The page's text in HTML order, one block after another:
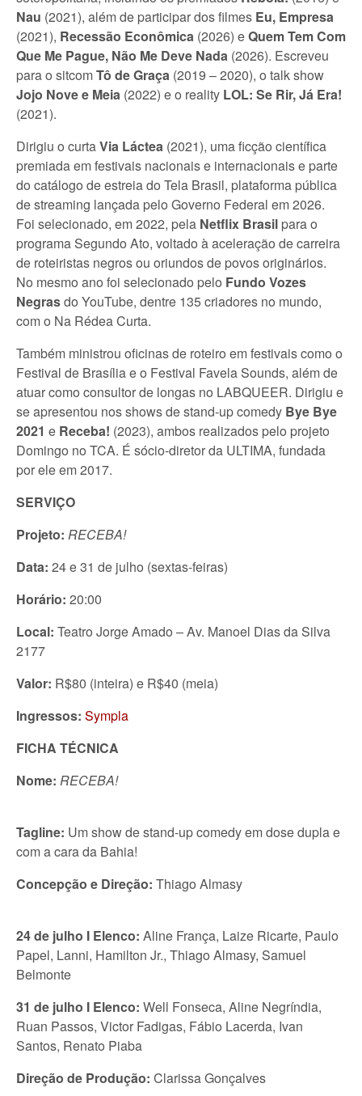
Nau (2021), além de participar dos filmes Eu, Empresa
(2021), Recessão Econômica (2026) eQuem Tem Com
Que Me Pague, Não Me Deve Nada (2026). Escreveu
para o sitcomTô de Graça (2019 – 2020), o talk show
Jojo Nove e Meia (2022) e o reality LOL: Se Rir, Já Era!
(2021).
Dirigiu o curtaVia Láctea (2021), uma ficção científica
premiada em festivais nacionais e internacionais e parte
do catálogo de estreia do Tela Brasil, plataforma pública
de streaming lançada pelo Governo Federal em 2026.
Foi selecionado, em 2022, pela Netflix Brasil para o
programa Segundo Ato, voltado à aceleração de carreira
de roteiristas negros ou oriundos de povos originários.
No mesmo ano foi selecionado pelo Fundo Vozes
Negrasdo YouTube, dentre 135 criadores no mundo,
com o Na Rédea Curta.
Também ministrou oficinas de roteiro em festivais como o
Festival de Brasília e o Festival Favela Sounds, além de
atuar como consultor de longas no LABQUEER. Dirigiu e
se apresentou nos shows de stand-up comedy Bye Bye
2021 e Receba! (2023), ambos realizados pelo projeto
Domingo no TCA. É sócio-diretor da ULTIMA, fundada
por ele em 2017.
SERVIÇO
Projeto: RECEBA!
Data: 24 e 31 de julho (sextas-feiras)
Horário: 20:00
Local: Teatro Jorge Amado – Av. Manoel Dias da Silva
2177
Valor: R$80 (inteira) e R$40 (meia)
Ingressos: Sympla
FICHA TÉCNICA
Nome: RECEBA!
Tagline: Um show de stand-up comedy em dose dupla e
com a cara da Bahia!
Concepção e Direção: Thiago Almasy
24 de julho I Elenco: Aline França, Laize Ricarte, Paulo
Papel, Lanni, Hamilton Jr., Thiago Almasy, Samuel
Belmonte
31 de julho I Elenco: Well Fonseca, Aline Negríndia,
Ruan Passos, Victor Fadigas, Fábio Lacerda, Ivan
Santos, Renato Piaba
Direção de Produção: Clarissa Gonçalves